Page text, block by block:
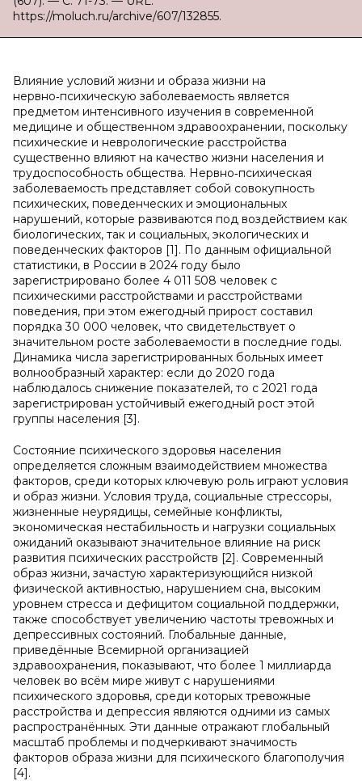
https://moluch.ru/archive/607/132855.
Влияние условий жизни и образа жизни на
нервно‑психическую заболеваемость является
предметом интенсивного изучения в современной
медицине и общественном здравоохранении, поскольку
психические и неврологические расстройства
существенно влияют на качество жизни населения и
трудоспособность общества. Нервно‑психическая
заболеваемость представляет собой совокупность
психических, поведенческих и эмоциональных
нарушений, которые развиваются под воздействием как
биологических, так и социальных, экологических и
поведенческих факторов [1]. По данным официальной
статистики, в России в 2024 году было
зарегистрировано более 4 011 508 человек с
психическими расстройствами и расстройствами
поведения, при этом ежегодный прирост составил
порядка 30 000 человек, что свидетельствует о
значительном росте заболеваемости в последние годы.
Динамика числа зарегистрированных больных имеет
волнообразный характер: если до 2020 года
наблюдалось снижение показателей, то с 2021 года
зарегистрирован устойчивый ежегодный рост этой
группы населения [3].
Состояние психического здоровья населения
определяется сложным взаимодействием множества
факторов, среди которых ключевую роль играют условия
и образ жизни. Условия труда, социальные стрессоры,
жизненные неурядицы, семейные конфликты,
экономическая нестабильность и нагрузки социальных
ожиданий оказывают значительное влияние на риск
развития психических расстройств [2]. Современный
образ жизни, зачастую характеризующийся низкой
физической активностью, нарушением сна, высоким
уровнем стресса и дефицитом социальной поддержки,
также способствует увеличению частоты тревожных и
депрессивных состояний. Глобальные данные,
приведённые Всемирной организацией
здравоохранения, показывают, что более 1 миллиарда
человек во всём мире живут с нарушениями
психического здоровья, среди которых тревожные
расстройства и депрессия являются одними из самых
распространённых. Эти данные отражают глобальный
масштаб проблемы и подчеркивают значимость
факторов образа жизни для психического благополучия
[4].